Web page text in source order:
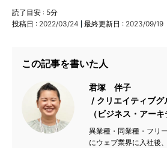
読了目安 : 5分
投稿日 : 2022/03/24 最終更新日 : 2023/09/19
この記事を書いた人
君塚 伴子
クリエイティブ
（ビジネス・アーキ
異業種・同業種・フリ
にウェブ業界に入社後